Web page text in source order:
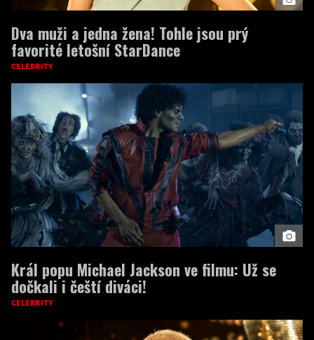
Dva muži a jedna žena! Tohle jsou prý
favorité letošní StarDance
CELEBRITY
Král popu Michael Jackson ve filmu: Už se
dočkali i čeští diváci!
CELEBRITY